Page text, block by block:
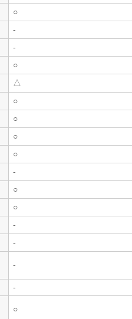
○
-
-
○
△
○
○
○
○
-
○
○
-
-
-
-
○